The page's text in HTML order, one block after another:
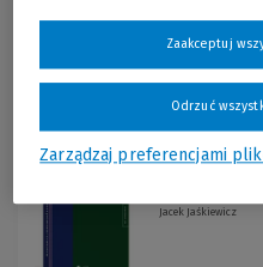
KAM-3179 W01P01
Rok publikacji: 2017
Poznanie
Jacek Jaśkiewicz
Zarządzaj preferencjami
Odrzuć
Zaakceptuj